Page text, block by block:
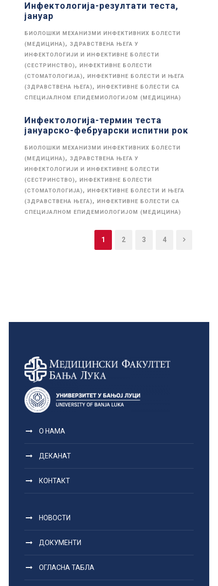
Инфектологија-резултати теста,
јануар
БИОЛОШКИ МЕХАНИЗМИ ИНФЕКТИВНИХ БОЛЕСТИ
(МЕДИЦИНА), ЗДРАВСТВЕНА ЊЕГА У
ИНФЕКТОЛОГИЈИ И ИНФЕКТИВНЕ БОЛЕСТИ
(СЕСТРИНСТВО), ИНФЕКТИВНЕ БОЛЕСТИ
(СТОМАТОЛОГИЈА), ИНФЕКТИВНЕ БОЛЕСТИ И ЊЕГА
(ЗДРАВСТВЕНА ЊЕГА), ИНФЕКТИВНЕ БОЛЕСТИ СА
СПЕЦИЈАЛНОМ ЕПИДЕМИОЛОГИЈОМ (МЕДИЦИНА)
Инфектологија-термин теста
јануарско-фебруарски испитни рок
БИОЛОШКИ МЕХАНИЗМИ ИНФЕКТИВНИХ БОЛЕСТИ
(МЕДИЦИНА), ЗДРАВСТВЕНА ЊЕГА У
ИНФЕКТОЛОГИЈИ И ИНФЕКТИВНЕ БОЛЕСТИ
(СЕСТРИНСТВО), ИНФЕКТИВНЕ БОЛЕСТИ
(СТОМАТОЛОГИЈА), ИНФЕКТИВНЕ БОЛЕСТИ И ЊЕГА
(ЗДРАВСТВЕНА ЊЕГА), ИНФЕКТИВНЕ БОЛЕСТИ СА
СПЕЦИЈАЛНОМ ЕПИДЕМИОЛОГИЈОМ (МЕДИЦИНА)
1 2 3 4
О НАМА
ДЕКАНАТ
КОНТАКТ
НОВОСТИ
ДОКУМЕНТИ
ОГЛАСНА ТАБЛА